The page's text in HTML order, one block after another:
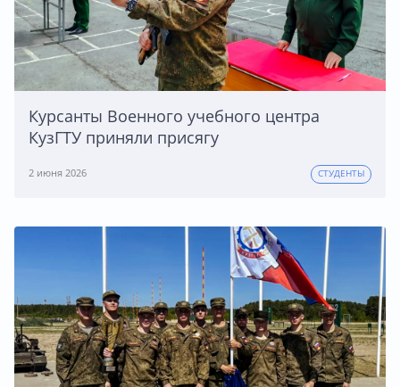
Курсанты Военного учебного центра
КузГТУ приняли присягу
2 июня 2026 СТУДЕНТЫ